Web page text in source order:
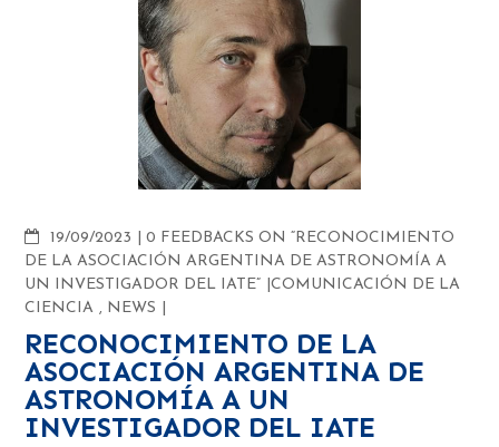
19/09/2023 COMMENTS
0 FEEDBACKS ON “RECONOCIMIENTO
DE LA ASOCIACIÓN ARGENTINA DE ASTRONOMÍA A
UN INVESTIGADOR DEL IATE”
COMUNICACIÓN DE LA
CIENCIA , NEWS
RECONOCIMIENTO DE LA
ASOCIACIÓN ARGENTINA DE
ASTRONOMÍA A UN
INVESTIGADOR DEL IATE